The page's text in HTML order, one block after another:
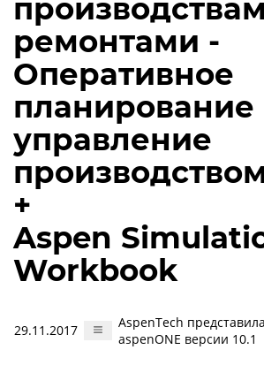
ремонтами -
Оперативное
планирование
управление
+
Aspen
Workbook
29.11.2017
AspenTech
aspenONE версии 10.1